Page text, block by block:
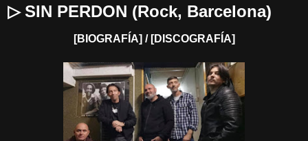
▷ SIN PERDON (Rock, Barcelona)
[BIOGRAFÍA] / [DISCOGRAFÍA]